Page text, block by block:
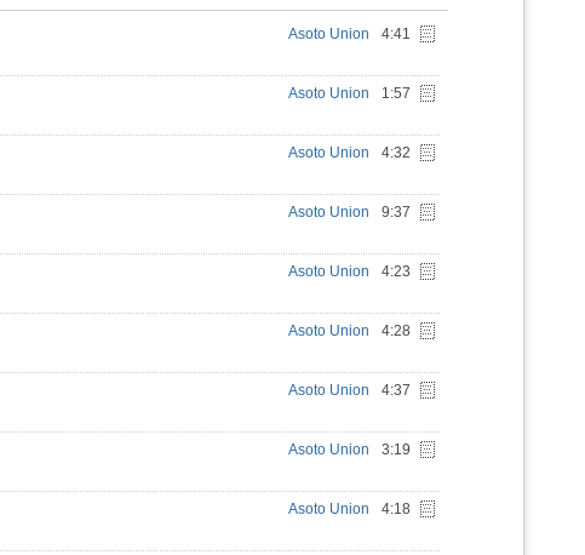
Asoto Union 4:41
Asoto Union 1:57
Asoto Union 4:32
Asoto Union 9:37
Asoto Union 4:23
Asoto Union 4:28
Asoto Union 4:37
Asoto Union 3:19
Asoto Union 4:18